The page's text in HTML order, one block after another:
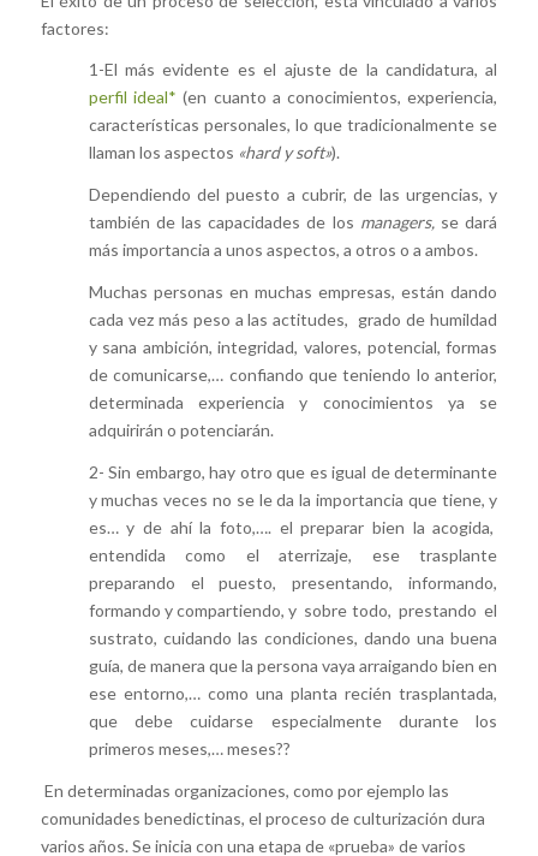
factores:
1-El más evidente es el ajuste de la candidatura, al
perfil ideal* (en cuanto a conocimientos, experiencia,
características personales, lo que tradicionalmente se
llaman los aspectos «hard y soft»).
Dependiendo del puesto a cubrir, de las urgencias, y
también de las capacidades de los managers,se dará
más importancia a unos aspectos, a otros o a ambos.
Muchas personas en muchas empresas, están dando
cada vez más peso a las actitudes, grado de humildad
y sana ambición, integridad, valores, potencial, formas
de comunicarse,… confiando que teniendo lo anterior,
determinada experiencia y conocimientos ya se
adquirirán o potenciarán.
2- Sin embargo, hay otro que es igual de determinante
y muchas veces no se le da la importancia que tiene, y
es… y de ahí la foto,…. el preparar bien la acogida,
entendida como el aterrizaje, ese trasplante
preparando el puesto, presentando, informando,
formando y compartiendo, y sobre todo, prestando el
sustrato, cuidando las condiciones, dando una buena
guía, de manera que la persona vaya arraigando bien en
ese entorno,… como una planta recién trasplantada,
que debe cuidarse especialmente durante los
primeros meses,… meses??
En determinadas organizaciones, como por ejemplo las
comunidades benedictinas, el proceso de culturización dura
varios años. Se inicia con una etapa de «prueba» de varios